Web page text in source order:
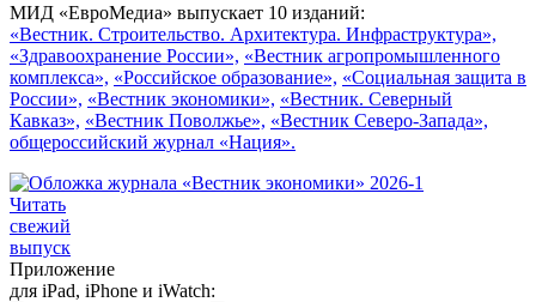
МИД «ЕвроМедиа» выпускает 10 изданий:
«Вестник. Строительство. Архитектура. Инфраструктура»,
«Здравоохранение России», «Вестник агропромышленного
комплекса», «Российское образование», «Социальная защита в
России», «Вестник экономики», «Вестник. Северный
Кавказ», «Вестник Поволжье», «Вестник Северо-Запада»,
общероссийский журнал «Нация».
Читать
свежий
выпуск
Приложение
для iPad, iPhone и iWatch: